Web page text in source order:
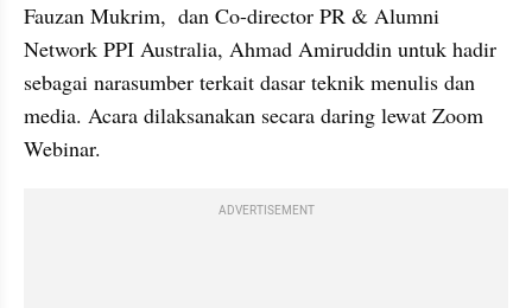
Fauzan Mukrim,  dan Co-director PR & Alumni
Network PPI Australia, Ahmad Amiruddin untuk hadir
sebagai narasumber terkait dasar teknik menulis dan
media. Acara dilaksanakan secara daring lewat Zoom
Webinar.
ADVERTISEMENT